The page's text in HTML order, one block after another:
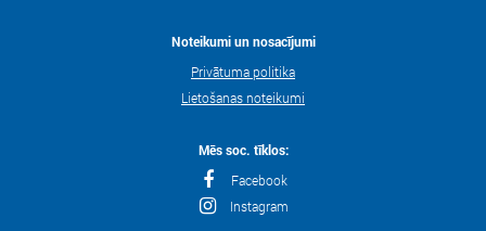
Noteikumi un nosacījumi
Privātuma politika
Lietošanas noteikumi
Mēs soc. tīklos:
Facebook
Instagram